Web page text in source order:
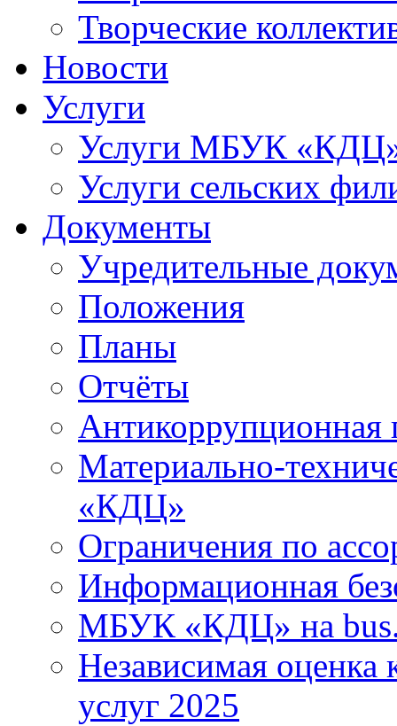
Творческие
Новости
Услуги
Услуги МБУК
Услуги сельских
Документы
Учредительные
Положения
Планы
Отчёты
Антикоррупционная
Материально-
«КДЦ»
Ограничения по
Информационная
МБУК «КДЦ» на
Независимая оценка
услуг 2025